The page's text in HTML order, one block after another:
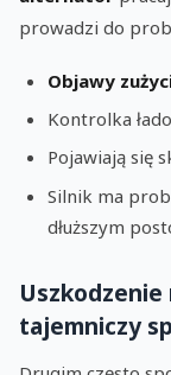
prowadzi do
Objawy
Kontrolka
Pojawiają się
Silnik ma
dłuższym
tajemniczy